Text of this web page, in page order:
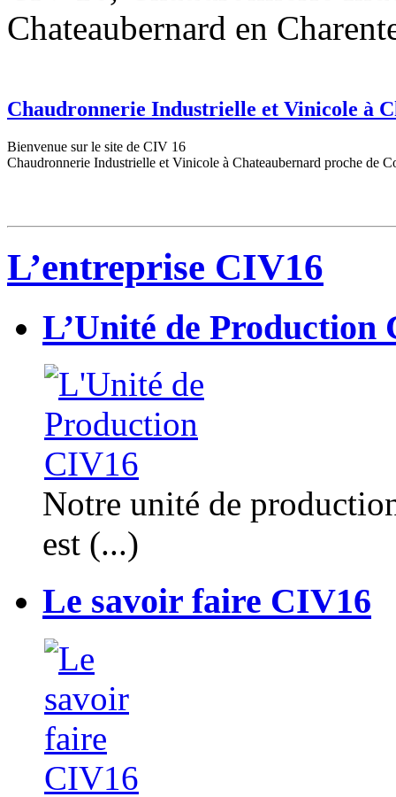
Chateaubernard en
Chaudronnerie Industrielle et Vinicole à
Bienvenue sur le site de CIV 16
Chaudronnerie Industrielle et Vinicole à Chateaubernard proche de
L’entreprise CIV16
L’Unité de Production
Notre unité de
est (...)
Le savoir faire CIV16